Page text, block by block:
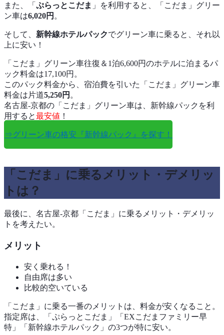
また、「 ぷらっとこだま 」を利用すると、「こだま」グリー
ン車は6,020円 。
そして、 新幹線ホテルパックでグリーン車に乗ると、それ以
上に安い！
「こだま」グリーン車往復＆1泊6,600円のホテルに泊まるパ
ック料金は17,100円。
このパック料金から、宿泊費を引いた「こだま」グリーン車
料金は片道5,250円 。
名古屋-京都の「こだま」グリーン車は、新幹線パックを利
用すると最安値 ！
⇒グリーン車の格安『新幹線パック』を探す！
「こだま」に乗るメリット・デメリッ
トは？
最後に、名古屋-京都「こだま」に乗るメリット・デメリッ
トを考えたい。
メリット
安く乗れる！
自由席は多い
比較的空いている
「こだま」に乗る一番のメリットは、料金が安くなること。
指定席は、「ぷらっとこだま」「EXこだまファミリー早
特」「新幹線ホテルパック」の3つが特に安い。